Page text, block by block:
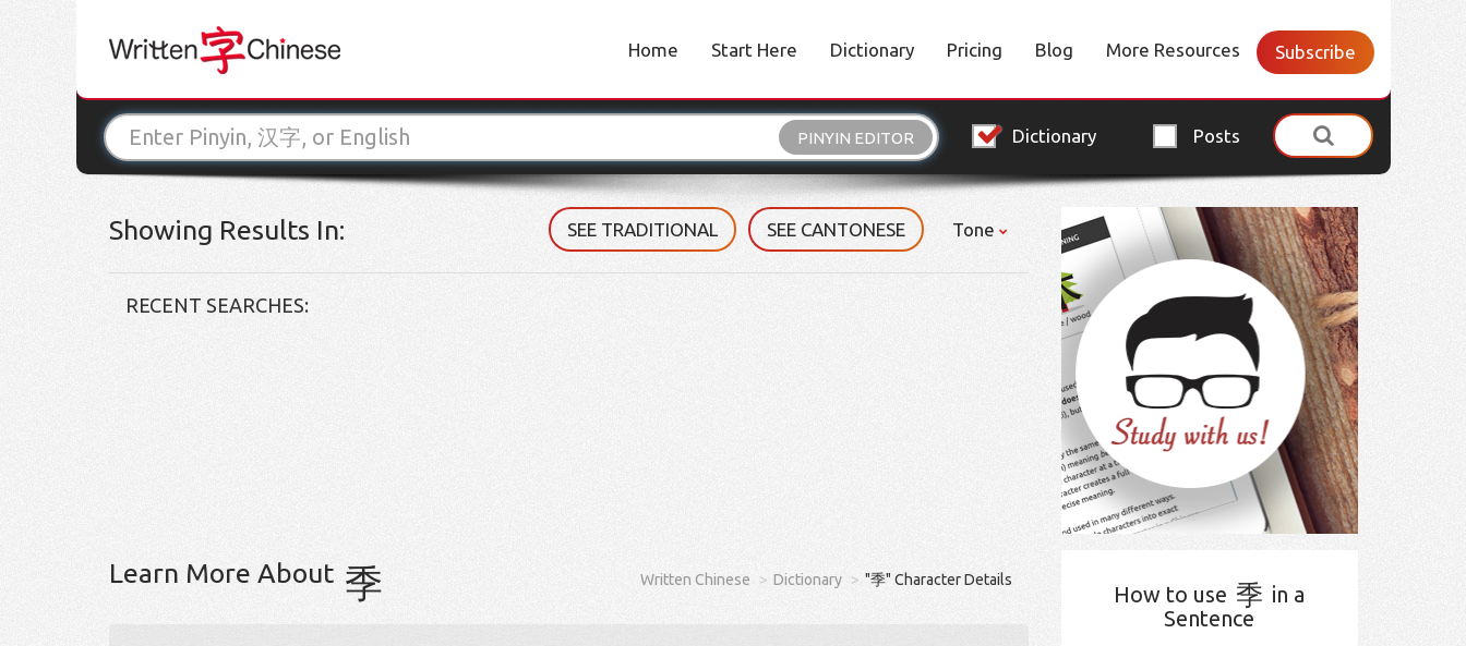
Home Start Here Dictionary Pricing Blog More Resources Subscribe
PINYIN EDITOR Dictionary Posts
Showing Results In: SEE TRADITIONAL SEE CANTONESE Tone
RECENT SEARCHES:
Learn More About 季 Written Chinese Dictionary "季" Character Details
How to use 季 in a
Sentence